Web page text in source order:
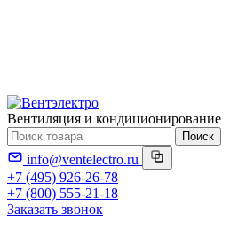
Вентиляция и кондиционирование
Поиск
info@ventelectro.ru
+7 (495) 926-26-78
+7 (800) 555-21-18
Заказать звонок